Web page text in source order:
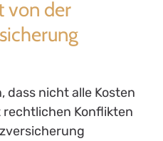
von der
dass nicht alle Kosten
Konflikten